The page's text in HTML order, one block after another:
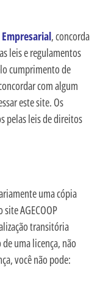
Empresarial, concorda
leis e regulamentos
cumprimento de
com algum
este site. Os
pelas leis de direitos
uma cópia
AGECOOP
transitória
de uma licença, não
você não pode: